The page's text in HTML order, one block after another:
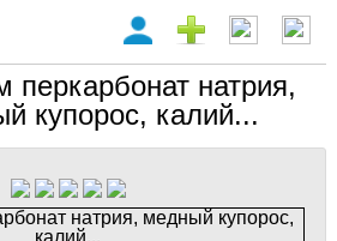
перкарбонат натрия,
купорос, калий...